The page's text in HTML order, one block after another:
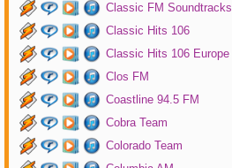
Classic FM Soundtracks
Classic Hits 106
Classic Hits 106 Europe
Clos FM
Coastline 94.5 FM
Cobra Team
Colorado Team